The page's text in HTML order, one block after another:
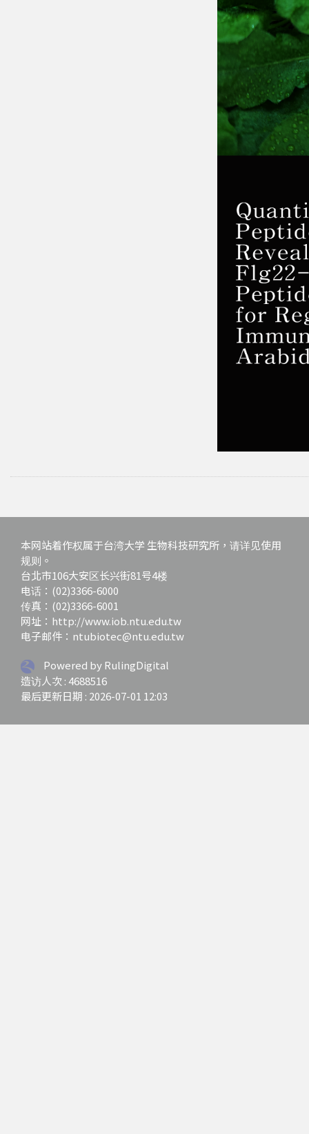
本网站着作权属于台湾大学 生物科技研究所，请详见使用
规则。
台北市106大安区长兴街81号4楼
电话：(02)3366-6000
传真：(02)3366-6001
网址：http://www.iob.ntu.edu.tw
电子邮件：ntubiotec@ntu.edu.tw
Powered by RulingDigital
造访人次 : 4688516
最后更新日期 : 2026-07-01 12:03